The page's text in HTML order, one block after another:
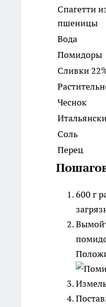
Спагетти
пшеницы
Вода
Помидоры
Сливки
Чеснок
Соль
Перец
600 г